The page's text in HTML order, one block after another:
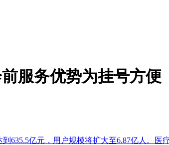
服务优势为挂号方便
635.5亿元，用户规模将扩大至6.87亿人。医